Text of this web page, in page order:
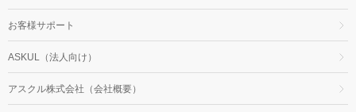
お客様サポート
ASKUL（法人向け）
アスクル株式会社（会社概要）